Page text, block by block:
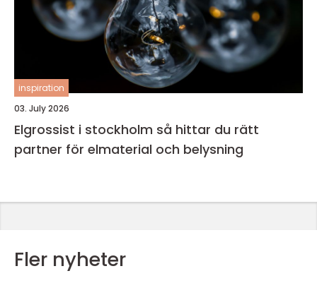
inspiration
03. July 2026
Elgrossist i stockholm så hittar du rätt
partner för elmaterial och belysning
Fler nyheter